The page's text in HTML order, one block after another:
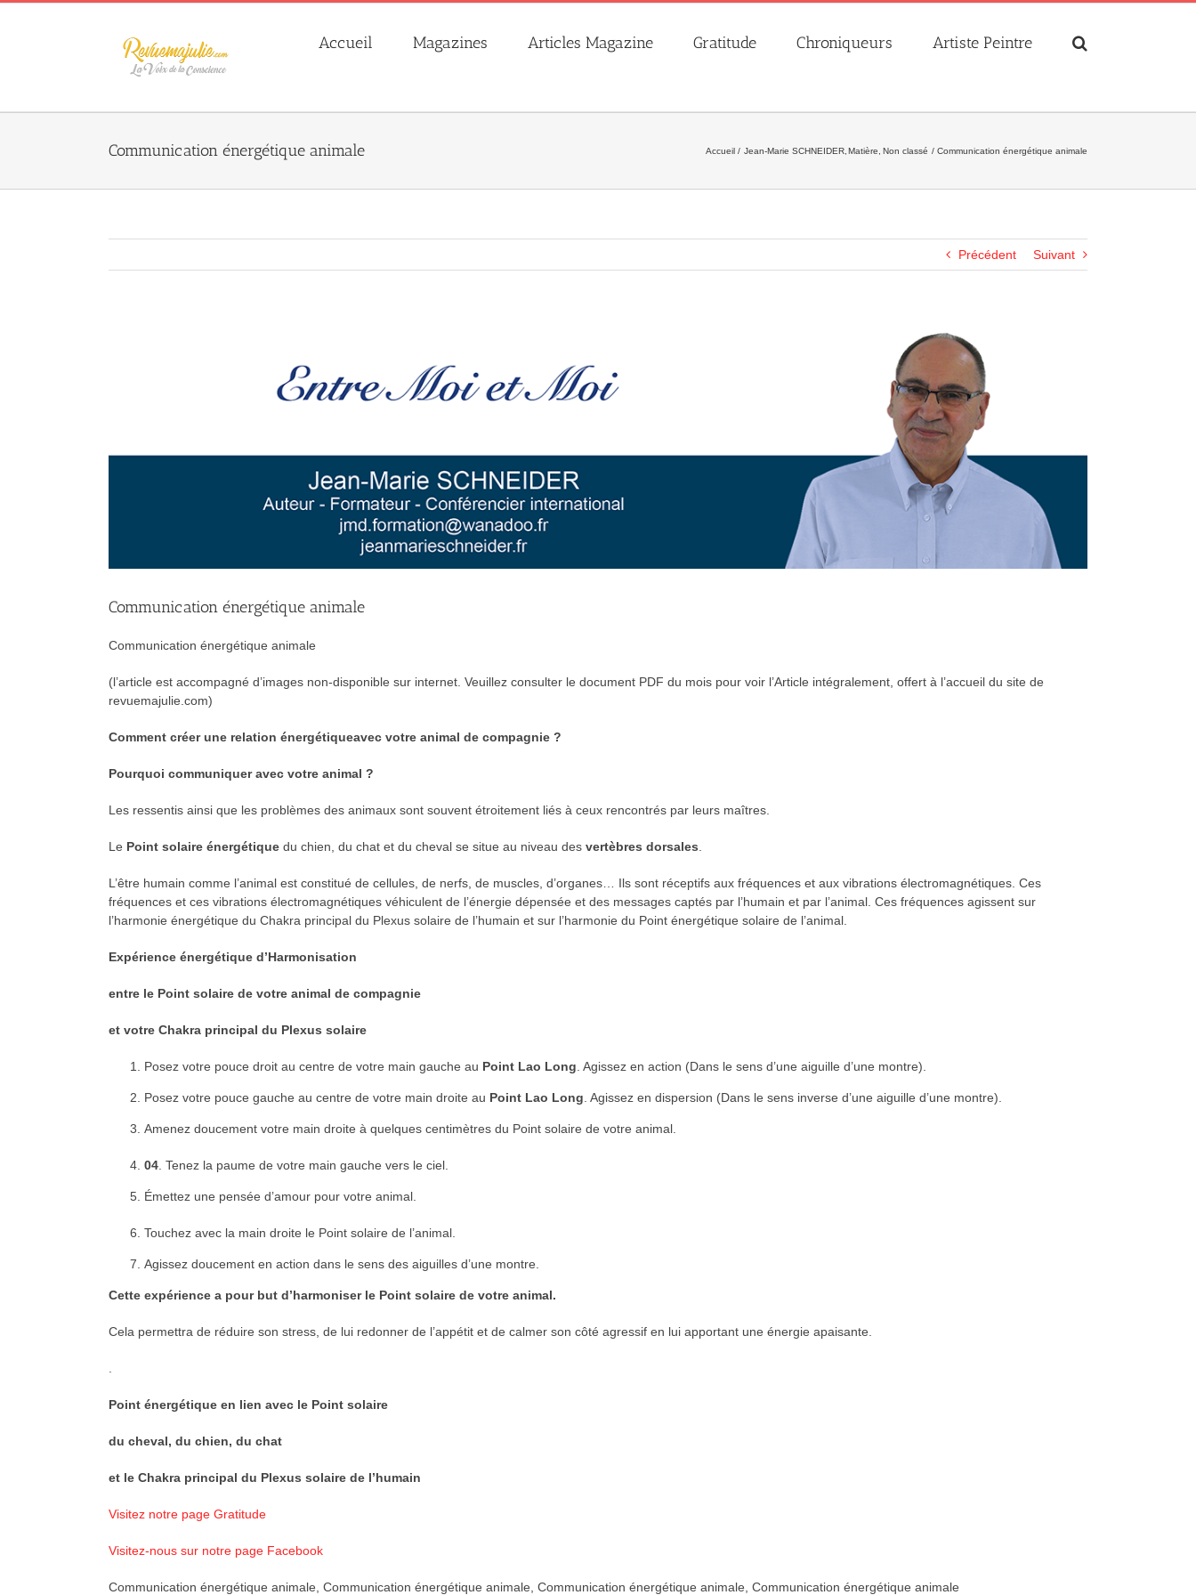
Skip
Accueil Magazines Articles Magazine Gratitude Chroniqueurs Artiste Peintre
Communication énergétique animale Accueil Jean-Marie SCHNEIDER Matière Non classé Communication énergétique animale
Précédent Suivant
Communication énergétique animale
Communication énergétique animale
(l’article est accompagné d’images non-disponible sur internet. Veuillez consulter le document PDF du mois pour voir l’Article intégralement, offert à l’accueil du site de
revuemajulie.com)
Comment créer une relation énergétiqueavec votre animal de compagnie ?
Pourquoi communiquer avec votre animal ?
Les ressentis ainsi que les problèmes des animaux sont souvent étroitement liés à ceux rencontrés par leurs maîtres.
Le Point solaire énergétiquedu chien, du chat et du cheval se situe au niveau des vertèbres dorsales.
L’être humain comme l’animal est constitué de cellules, de nerfs, de muscles, d’organes… Ils sont réceptifs aux fréquences et aux vibrations électromagnétiques. Ces
fréquences et ces vibrations électromagnétiques véhiculent de l’énergie dépensée et des messages captés par l’humain et par l’animal. Ces fréquences agissent sur
l’harmonie énergétique du Chakra principal du Plexus solaire de l’humain et sur l’harmonie du Point énergétique solaire de l’animal.
Expérience énergétique d’Harmonisation
entre le Point solaire de votre animal de compagnie
et votre Chakra principal du Plexus solaire
Posez votre pouce droit au centre de votre main gauche au Point Lao Long. Agissez en action (Dans le sens d’une aiguille d’une montre).
Posez votre pouce gauche au centre de votre main droite au Point Lao Long. Agissez en dispersion (Dans le sens inverse d’une aiguille d’une montre).
Amenez doucement votre main droite à quelques centimètres du Point solaire de votre animal.
04. Tenez la paume de votre main gauche vers le ciel.
Émettez une pensée d’amour pour votre animal.
Touchez avec la main droite le Point solaire de l’animal.
Agissez doucement en action dans le sens des aiguilles d’une montre.
Cette expérience a pour but d’harmoniser le Point solaire de votre animal.
Cela permettra de réduire son stress, de lui redonner de l’appétit et de calmer son côté agressif en lui apportant une énergie apaisante.
.
Point énergétique en lien avec le Point solaire
du cheval, du chien, du chat
et le Chakra principal du Plexus solaire de l’humain
Visitez notre page Gratitude
Visitez-nous sur notre page Facebook
Communication énergétique animale, Communication énergétique animale, Communication énergétique animale, Communication énergétique animale